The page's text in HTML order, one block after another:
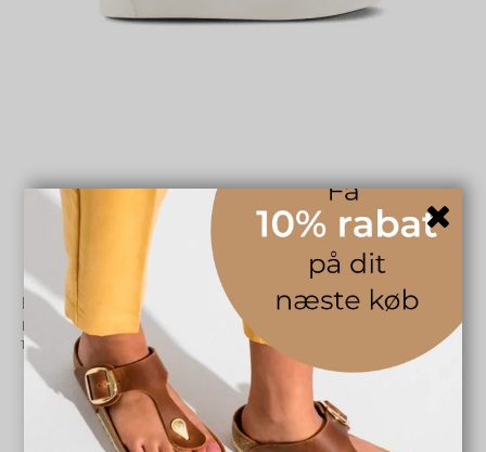
Bugatti sneaker - grå 321AMU011400
Bugatti
1616103120
899,00 DKK
719,20 DKK